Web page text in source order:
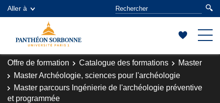
Aller à
Offre de formation Catalogue des formations
Master
Master Archéologie, sciences pour l'archéologie
Master parcours Ingénierie de l'archéologie préventive
et programmée